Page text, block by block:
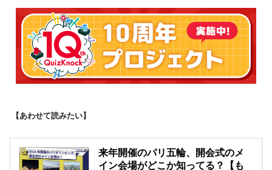
【あわせて読みたい】
来年開催のパリ五輪、開会式のメ
イン会場がどこか知ってる？【も